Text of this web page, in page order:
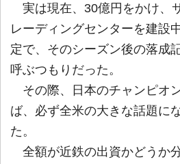
実は現在、30億円をかけ、
レーディングセンターを建設
定で、そのシーズン後の落成
呼ぶつもりだった。
その際、日本のチャンピオ
ば、必ず全米の大きな話題に
た。
全額が近鉄の出資かどうか